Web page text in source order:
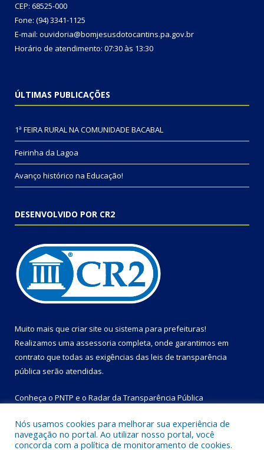
CEP: 68525-000
Fone: (94) 3341-1125
E-mail: ouvidoria@bomjesusdotocantins.pa.gov.br
Horário de atendimento: 07:30 às 13:30
ÚLTIMAS PUBLICAÇÕES
1ª FEIRA RURAL NA COMUNIDADE BACABAL
Feirinha da Lagoa
Avanço histórico na Educação!
DESENVOLVIDO POR CR2
Muito mais que criar site ou sistema para prefeituras!
Realizamos uma assessoria completa, onde garantimos em
contrato que todas as exigências das leis de transparência
pública serão atendidas.
Conheça o PNTP e o Radar da Transparência Pública
Nós usamos cookies para melhorar sua experiência de
navegação no portal. Ao utilizar nosso portal, você
concorda com a política de monitoramento de cookies.